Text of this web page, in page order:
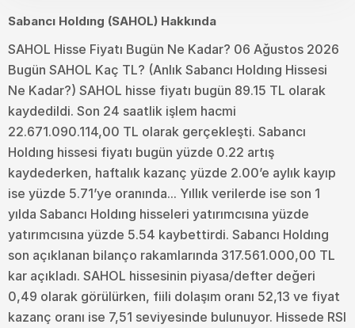
Sabancı Holdıng (SAHOL) Hakkında
SAHOL Hisse Fiyatı Bugün Ne Kadar? 06 Ağustos 2026
Bugün SAHOL Kaç TL? (Anlık Sabancı Holdıng Hissesi
Ne Kadar?) SAHOL hisse fiyatı bugün 89.15 TL olarak
kaydedildi. Son 24 saatlik işlem hacmi
22.671.090.114,00 TL olarak gerçekleşti. Sabancı
Holdıng hissesi fiyatı bugün yüzde 0.22 artış
kaydederken, haftalık kazanç yüzde 2.00’e aylık kayıp
ise yüzde 5.71’ye oranında... Yıllık verilerde ise son 1
yılda Sabancı Holdıng hisseleri yatırımcısına yüzde
yatırımcısına yüzde 5.54 kaybettirdi. Sabancı Holdıng
son açıklanan bilanço rakamlarında 317.561.000,00 TL
kar açıkladı. SAHOL hissesinin piyasa/defter değeri
0,49 olarak görülürken, fiili dolaşım oranı 52,13 ve fiyat
kazanç oranı ise 7,51 seviyesinde bulunuyor. Hissede RSI